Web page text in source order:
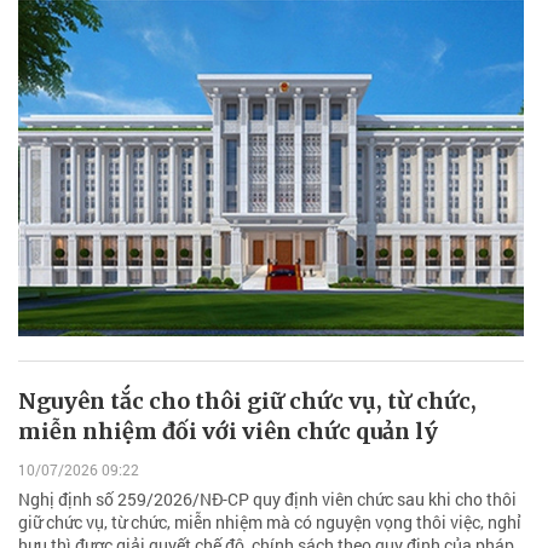
Nguyên tắc cho thôi giữ chức vụ, từ chức,
miễn nhiệm đối với viên chức quản lý
10/07/2026 09:22
Nghị định số 259/2026/NĐ-CP quy định viên chức sau khi cho thôi
giữ chức vụ, từ chức, miễn nhiệm mà có nguyện vọng thôi việc, nghỉ